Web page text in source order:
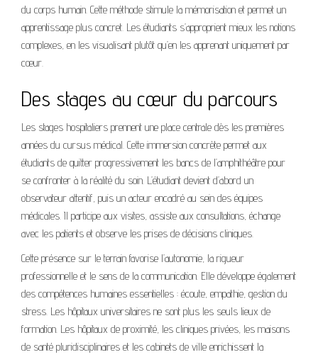
du corps humain. Cette méthode stimule la mémorisation et permet un
apprentissage plus concret. Les étudiants s’approprient mieux les notions
complexes, en les visualisant plutôt qu’en les apprenant uniquement par
cœur.
Des stages au cœur du parcours
Les stages hospitaliers prennent une place centrale dès les premières
années du cursus médical. Cette immersion concrète permet aux
étudiants de quitter progressivement les bancs de l’amphithéâtre pour
se confronter à la réalité du soin. L’étudiant devient d’abord un
observateur attentif, puis un acteur encadré au sein des équipes
médicales. Il participe aux visites, assiste aux consultations, échange
avec les patients et observe les prises de décisions cliniques.
Cette présence sur le terrain favorise l’autonomie, la rigueur
professionnelle et le sens de la communication. Elle développe également
des compétences humaines essentielles : écoute, empathie, gestion du
stress. Les hôpitaux universitaires ne sont plus les seuls lieux de
formation. Les hôpitaux de proximité, les cliniques privées, les maisons
de santé pluridisciplinaires et les cabinets de ville enrichissent la